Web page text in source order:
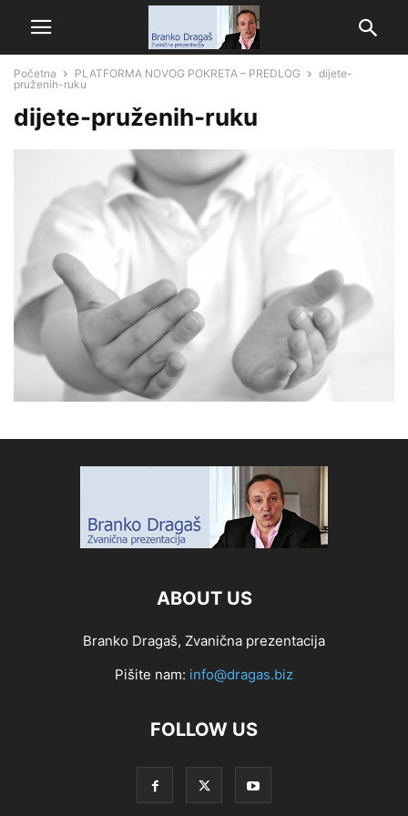
Početna PLATFORMA NOVOG POKRETA – PREDLOG
dijete-
pruženih-ruku
dijete-pruženih-ruku
ABOUT US
Branko Dragaš, Zvanična prezentacija
Pišite nam: info@dragas.biz
FOLLOW US